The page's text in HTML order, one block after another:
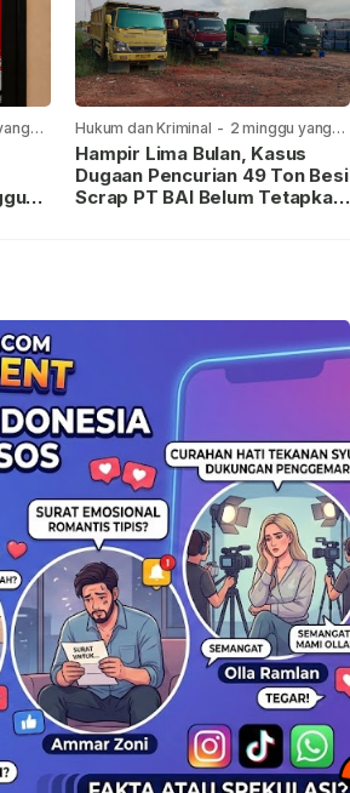
Hukum dan Kriminal - 2 minggu yang
lalu
Hampir Lima Bulan, Kasus
Dugaan Pencurian 49 Ton Besi
Scrap PT BAI Belum Tetapkan